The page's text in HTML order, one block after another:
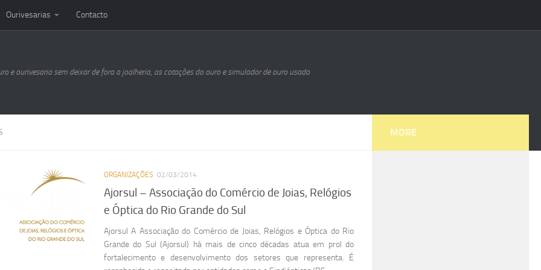
Ourivesarias Contacto
e ourivesaria sem deixar de fora a joalheria, as cotações do ouro e simulador de ouro usado
ORGANIZAÇÕES 02/03/2014
Ajorsul – Associação do Comércio de Joias, Relógios
e Óptica do Rio Grande do Sul
Ajorsul A Associação do Comércio de Joias, Relógios e Óptica do Rio
Grande do Sul (Ajorsul) há mais de cinco décadas atua em prol do
fortalecimento e desenvolvimento dos setores que representa. É
MORE